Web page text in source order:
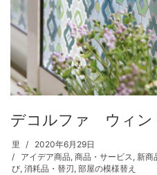
デコルファ ウィン
里
2020年6月29日
アイデア商品, 商品・サービス, 新商
び, 消耗品・替刃, 部屋の模様替え